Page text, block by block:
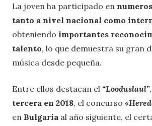
La joven ha participado en
tanto a nivel nacional como
obteniendo importantes
talento, lo que demuestra su gran
música desde pequeña.
Entre ellos destacan el “Looduslaul”
tercera en 2018, el concurso
en Bulgaria al año siguiente, el